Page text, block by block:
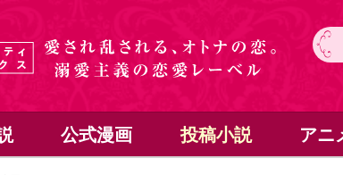
公式漫画 投稿小説 アニ